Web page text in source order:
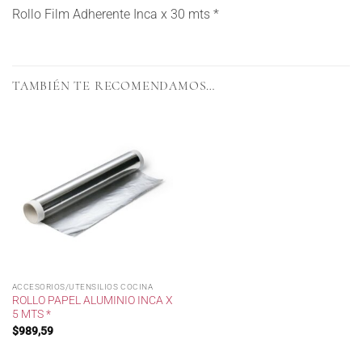
Rollo Film Adherente Inca x 30 mts *
TAMBIÉN TE RECOMENDAMOS…
ACCESORIOS/UTENSILIOS COCINA
ROLLO PAPEL ALUMINIO INCA X
5 MTS *
$989,59